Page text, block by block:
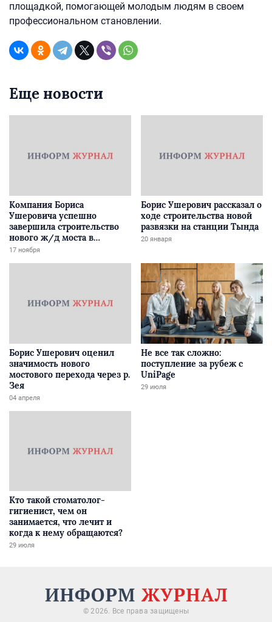
площадкой, помогающей молодым людям в своем
профессиональном становлении.
Еще новости
Компания Бориса
Ушеровича успешно
завершила строительство
нового ж/д моста в
Забайкалье
17 ноября
Борис Ушерович рассказал о
ходе строительства новой
развязки на станции Тында
20 января
Борис Ушерович оценил
значимость нового
мостового перехода через р.
Зея
04 апреля
Не все так сложно:
поступление за рубеж с
UniPage
29 июля
Кто такой стоматолог-
гигиенист, чем он
занимается, что лечит и
когда к нему обращаются?
29 июля
© 2026. Все права защищены